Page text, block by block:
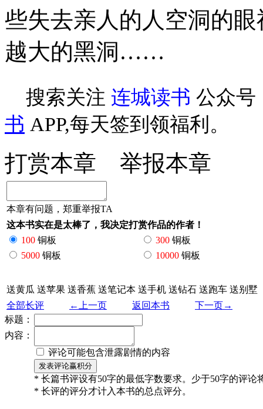
些失去亲人的人空洞的
越大的黑洞……
搜索关注 连城读书 公众号
书 APP,每天签到领福利。
打赏本章 举报本章
本章有问题，郑重举报TA
这本书实在是太棒了，我决定打赏作品的作者！
100 铜板 300 铜板
5000 铜板 10000 铜板
送黄瓜 送苹果 送香蕉 送笔记本 送手机 送钻石 送跑车 送别墅
全部长评
←上一页 返回本书
下一页→
标题：
内容：
评论可能包含泄露剧情的内容
* 长篇书评设有50字的最低字数要求。少于50字的评论
* 长评的评分才计入本书的总点评分。